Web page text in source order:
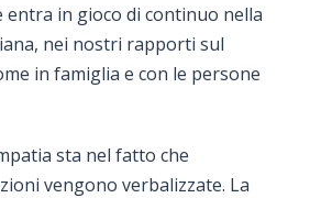
entra in gioco di continuo nella
nei nostri rapporti sul
in famiglia e con le persone
sta nel fatto che
vengono verbalizzate. La